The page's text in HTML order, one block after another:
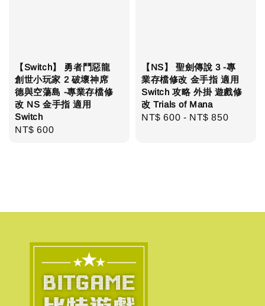
【Switch】 勇者鬥惡龍
創世小玩家 2 破壞神席
德與空蕩島 -專業存檔修
改 NS 金手指 適用
Switch
Regular
NT$ 600
【NS】 聖劍傳說 3 -專
業存檔修改 金手指 適用
Switch 攻略 外掛 遊戲修
改 Trials of Mana
Regular
NT$ 600 - NT$ 850